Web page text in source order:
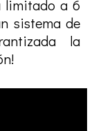
limitado a 6
sistema de
la